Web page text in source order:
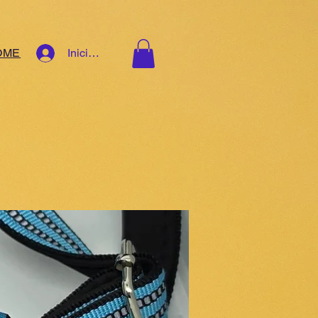
Iniciar sesión